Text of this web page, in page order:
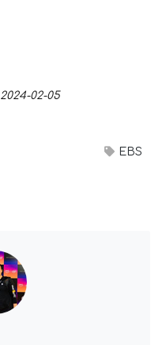
02-05
EBS